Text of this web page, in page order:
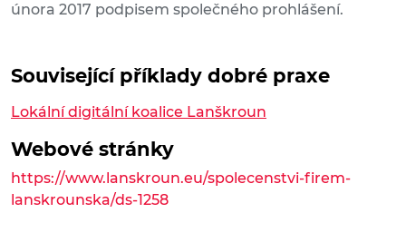
února 2017 podpisem společného prohlášení.
Související příklady dobré praxe
Lokální digitální koalice Lanškroun
Webové stránky
https://www.lanskroun.eu/spolecenstvi-firem-
lanskrounska/ds-1258